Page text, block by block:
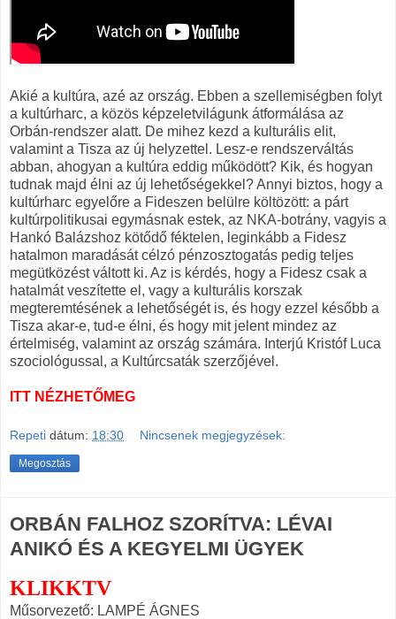
Akié a kultúra, azé az ország. Ebben a szellemiségben folyt
a kultúrharc, a közös képzeletvilágunk átformálása az
Orbán-rendszer alatt. De mihez kezd a kulturális elit,
valamint a Tisza az új helyzettel. Lesz-e rendszerváltás
abban, ahogyan a kultúra eddig működött? Kik, és hogyan
tudnak majd élni az új lehetőségekkel? Annyi biztos, hogy a
kultúrharc egyelőre a Fideszen belülre költözött: a párt
kultúrpolitikusai egymásnak estek, az NKA-botrány, vagyis a
Hankó Balázshoz kötődő féktelen, leginkább a Fidesz
hatalmon maradását célzó pénzosztogatás pedig teljes
megütközést váltott ki. Az is kérdés, hogy a Fidesz csak a
hatalmát veszítette el, vagy a kulturális korszak
megteremtésének a lehetőségét is, és hogy ezzel később a
Tisza akar-e, tud-e élni, és hogy mit jelent mindez az
értelmiség, valamint az ország számára. Interjú Kristóf Luca
szociológussal, a Kultúrcsaták szerzőjével.
ITT NÉZHETŐMEG
Repeti dátum: 18:30 Nincsenek megjegyzések:
Megosztás
ORBÁN FALHOZ SZORÍTVA: LÉVAI
ANIKÓ ÉS A KEGYELMI ÜGYEK
KLIKKTV
Műsorvezető: LAMPÉ ÁGNES